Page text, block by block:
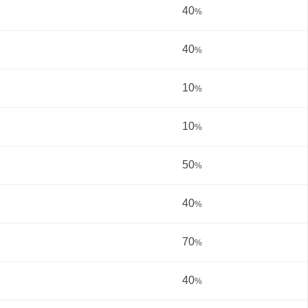
40%
40%
10%
10%
50%
40%
70%
40%